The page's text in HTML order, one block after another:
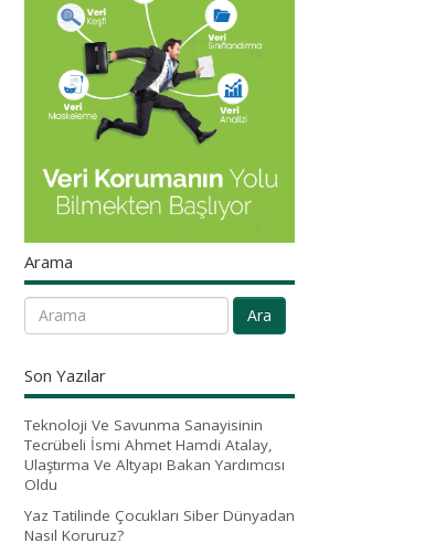
Arama
Ara
Son Yazılar
Teknoloji Ve Savunma Sanayisinin
Tecrübeli İsmi Ahmet Hamdi Atalay,
Ulaştırma Ve Altyapı Bakan Yardımcısı
Oldu
Yaz Tatilinde Çocukları Siber Dünyadan
Nasıl Koruruz?